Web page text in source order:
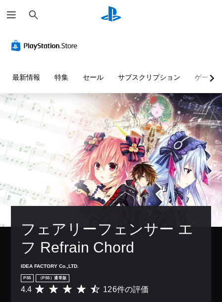
索
最新情報 特集 セール サブスクリプション ゲーム
フェアリーフェンサー エ
フ Refrain Chord
IDEA FACTORY Co.,LTD.
PS5 （PS5）通常版
評
4.4 126件の評価